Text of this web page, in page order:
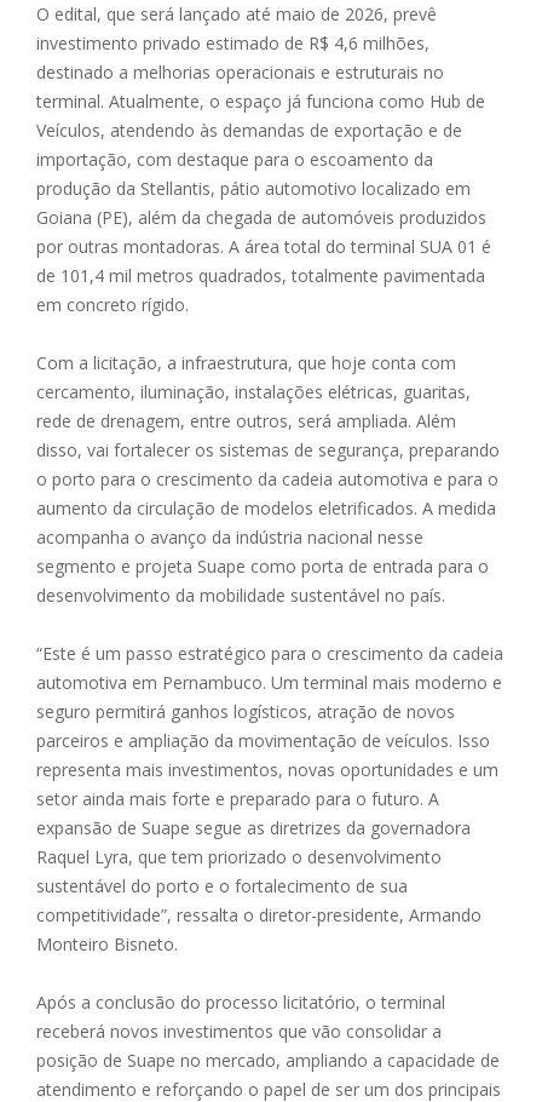
O edital, que será lançado até maio de 2026, prevê
investimento privado estimado de R$ 4,6 milhões,
destinado a melhorias operacionais e estruturais no
terminal. Atualmente, o espaço já funciona como Hub de
Veículos, atendendo às demandas de exportação e de
importação, com destaque para o escoamento da
produção da Stellantis, pátio automotivo localizado em
Goiana (PE), além da chegada de automóveis produzidos
por outras montadoras. A área total do terminal SUA 01 é
de 101,4 mil metros quadrados, totalmente pavimentada
em concreto rígido.
Com a licitação, a infraestrutura, que hoje conta com
cercamento, iluminação, instalações elétricas, guaritas,
rede de drenagem, entre outros, será ampliada. Além
disso, vai fortalecer os sistemas de segurança, preparando
o porto para o crescimento da cadeia automotiva e para o
aumento da circulação de modelos eletrificados. A medida
acompanha o avanço da indústria nacional nesse
segmento e projeta Suape como porta de entrada para o
desenvolvimento da mobilidade sustentável no país.
“Este é um passo estratégico para o crescimento da cadeia
automotiva em Pernambuco. Um terminal mais moderno e
seguro permitirá ganhos logísticos, atração de novos
parceiros e ampliação da movimentação de veículos. Isso
representa mais investimentos, novas oportunidades e um
setor ainda mais forte e preparado para o futuro. A
expansão de Suape segue as diretrizes da governadora
Raquel Lyra, que tem priorizado o desenvolvimento
sustentável do porto e o fortalecimento de sua
competitividade”, ressalta o diretor-presidente, Armando
Monteiro Bisneto.
Após a conclusão do processo licitatório, o terminal
receberá novos investimentos que vão consolidar a
posição de Suape no mercado, ampliando a capacidade de
atendimento e reforçando o papel de ser um dos principais